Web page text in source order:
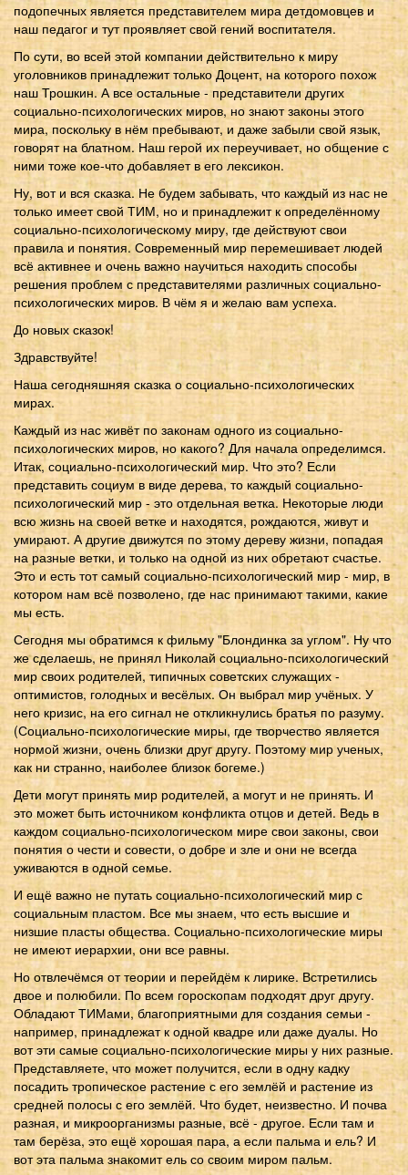
подопечных является представителем мира детдомовцев и
наш педагог и тут проявляет свой гений воспитателя.
По сути, во всей этой компании действительно к миру
уголовников принадлежит только Доцент, на которого похож
наш Трошкин. А все остальные - представители других
социально-психологических миров, но знают законы этого
мира, поскольку в нём пребывают, и даже забыли свой язык,
говорят на блатном. Наш герой их переучивает, но общение с
ними тоже кое-что добавляет в его лексикон.
Ну, вот и вся сказка. Не будем забывать, что каждый из нас не
только имеет свой ТИМ, но и принадлежит к определённому
социально-психологическому миру, где действуют свои
правила и понятия. Современный мир перемешивает людей
всё активнее и очень важно научиться находить способы
решения проблем с представителями различных социально-
психологических миров. В чём я и желаю вам успеха.
До новых сказок!
Здравствуйте!
Наша сегодняшняя сказка о социально-психологических
мирах.
Каждый из нас живёт по законам одного из социально-
психологических миров, но какого? Для начала определимся.
Итак, социально-психологический мир. Что это? Если
представить социум в виде дерева, то каждый социально-
психологический мир - это отдельная ветка. Некоторые люди
всю жизнь на своей ветке и находятся, рождаются, живут и
умирают. А другие движутся по этому дереву жизни, попадая
на разные ветки, и только на одной из них обретают счастье.
Это и есть тот самый социально-психологический мир - мир, в
котором нам всё позволено, где нас принимают такими, какие
мы есть.
Сегодня мы обратимся к фильму "Блондинка за углом". Ну что
же сделаешь, не принял Николай социально-психологический
мир своих родителей, типичных советских служащих -
оптимистов, голодных и весёлых. Он выбрал мир учёных. У
него кризис, на его сигнал не откликнулись братья по разуму.
(Социально-психологические миры, где творчество является
нормой жизни, очень близки друг другу. Поэтому мир ученых,
как ни странно, наиболее близок богеме.)
Дети могут принять мир родителей, а могут и не принять. И
это может быть источником конфликта отцов и детей. Ведь в
каждом социально-психологическом мире свои законы, свои
понятия о чести и совести, о добре и зле и они не всегда
уживаются в одной семье.
И ещё важно не путать социально-психологический мир с
социальным пластом. Все мы знаем, что есть высшие и
низшие пласты общества. Социально-психологические миры
не имеют иерархии, они все равны.
Но отвлечёмся от теории и перейдём к лирике. Встретились
двое и полюбили. По всем гороскопам подходят друг другу.
Обладают ТИМами, благоприятными для создания семьи -
например, принадлежат к одной квадре или даже дуалы. Но
вот эти самые социально-психологические миры у них разные.
Представляете, что может получится, если в одну кадку
посадить тропическое растение с его землёй и растение из
средней полосы с его землёй. Что будет, неизвестно. И почва
разная, и микроорганизмы разные, всё - другое. Если там и
там берёза, это ещё хорошая пара, а если пальма и ель? И
вот эта пальма знакомит ель со своим миром пальм.